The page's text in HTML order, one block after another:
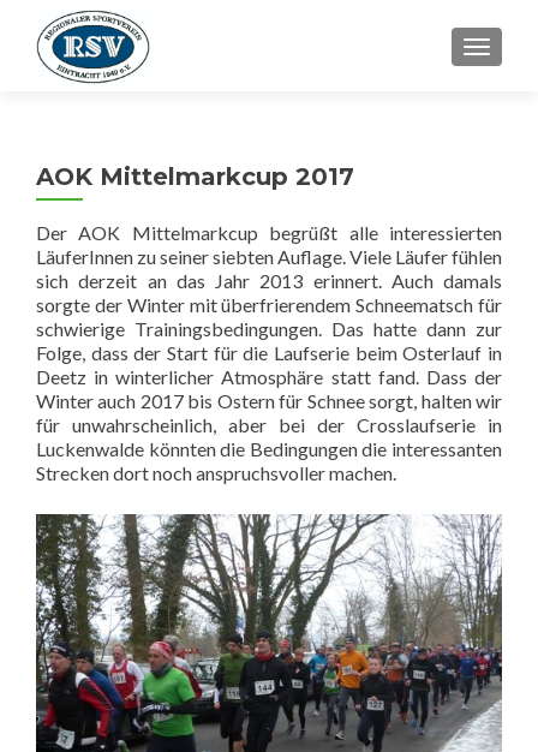
AOK Mittelmarkcup 2017
Der AOK Mittelmarkcup begrüßt alle interessierten
LäuferInnen zu seiner siebten Auflage. Viele Läufer fühlen
sich derzeit an das Jahr 2013 erinnert. Auch damals
sorgte der Winter mit überfrierendem Schneematsch für
schwierige Trainingsbedingungen. Das hatte dann zur
Folge, dass der Start für die Laufserie beim Osterlauf in
Deetz in winterlicher Atmosphäre statt fand. Dass der
Winter auch 2017 bis Ostern für Schnee sorgt, halten wir
für unwahrscheinlich, aber bei der Crosslaufserie in
Luckenwalde könnten die Bedingungen die interessanten
Strecken dort noch anspruchsvoller machen.